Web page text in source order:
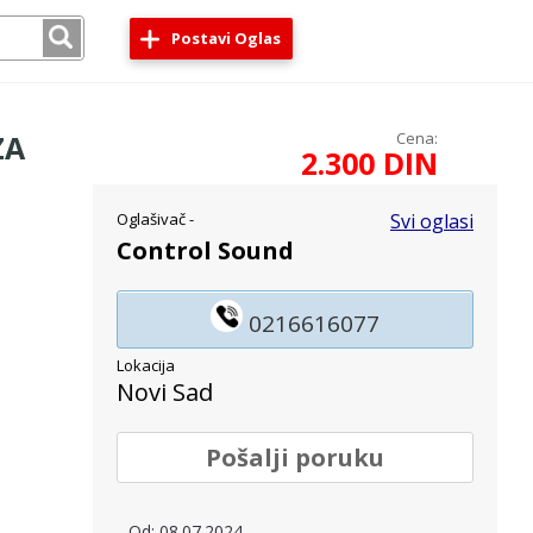
Postavi Oglas
Cena:
2.300 DIN
Svi oglasi
Oglašivač -
Control Sound
0216616077
Lokacija
Novi Sad
Pošalji poruku